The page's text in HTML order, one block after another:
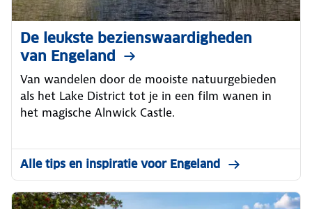
De leukste bezienswaardigheden
van Engeland
Van wandelen door de mooiste natuurgebieden
als het Lake District tot je in een film wanen in
het magische Alnwick Castle.
Alle tips en inspiratie voor Engeland